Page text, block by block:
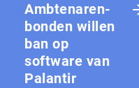
Amb­te­na­ren­
bon­den willen
ban op
software van
Palantir